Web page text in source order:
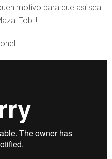
motivo para que así sea
Tob !!!